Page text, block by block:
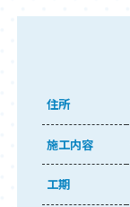
住所
施工内容
工期